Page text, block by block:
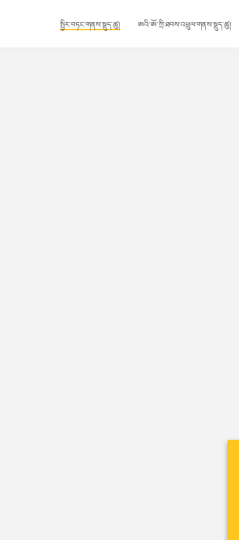
སྤྱིར་བཏང་གནས་སྡུད་ཚུ། ཨའི་ཨོ་ཀྲི་ཐབས་འཕྲུལ་གནས་སྡུད་ཚུ།